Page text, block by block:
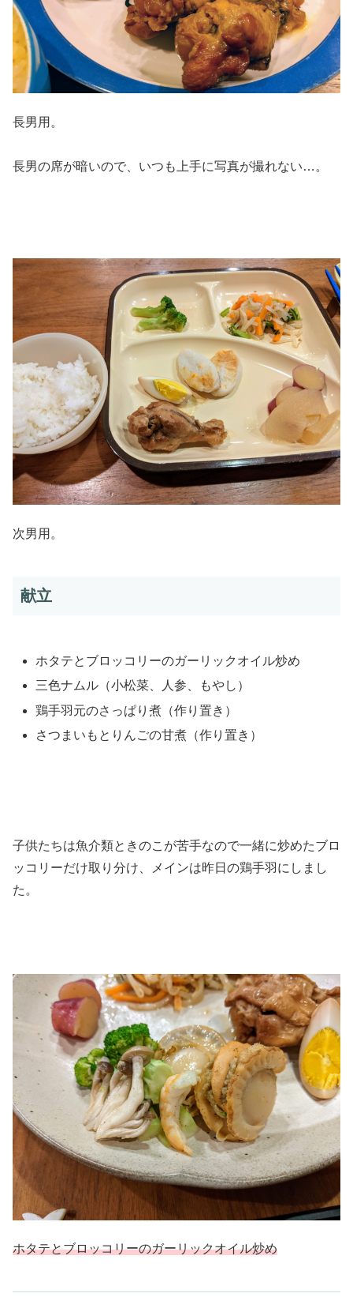
長男用。
長男の席が暗いので、いつも上手に写真が撮れない…。
次男用。
献立
ホタテとブロッコリーのガーリックオイル炒め
三色ナムル（小松菜、人参、もやし）
鶏手羽元のさっぱり煮（作り置き）
さつまいもとりんごの甘煮（作り置き）
子供たちは魚介類ときのこが苦手なので一緒に炒めたブロ
ッコリーだけ取り分け、メインは昨日の鶏手羽にしまし
た。
ホタテとブロッコリーのガーリックオイル炒め